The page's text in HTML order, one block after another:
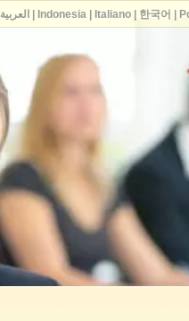
العربية Indonesia| Italiano| 한국어